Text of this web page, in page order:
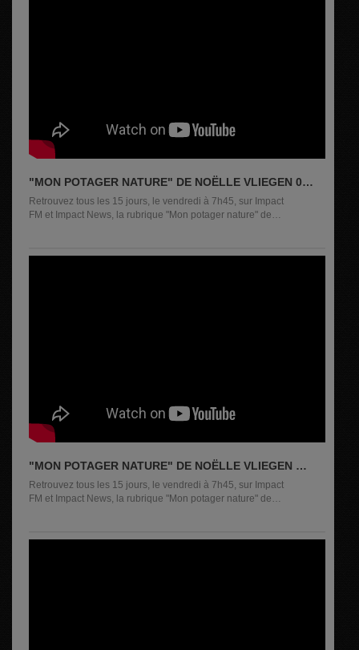
"MON POTAGER NATURE" DE NOËLLE VLIEGEN 03
JUILLET2026
Retrouvez tous les 15 jours, le vendredi à 7h45, sur Impact
FM et Impact News, la rubrique "Mon potager nature" de
"MON POTAGER NATURE" DE NOËLLE VLIEGEN DE
L'ÉPICERIE DES CHAMPS
Retrouvez tous les 15 jours, le vendredi à 7h45, sur Impact
FM et Impact News, la rubrique "Mon potager nature" de